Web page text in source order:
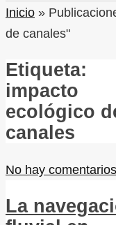
Inicio »
de canales"
Etiqueta:
impacto
ecológico
canales
No hay comentarios
La